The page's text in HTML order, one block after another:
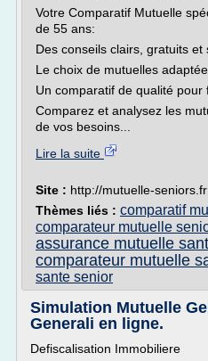
Votre Comparatif Mutuelle
de 55 ans:
Des conseils clairs, gratuits et
Le choix de mutuelles
Un comparatif de qualité pour
Comparez et analysez les
de vos besoins...
Lire la suite
Site : http://mutuelle-seniors.fr
Thèmes liés : comparatif
comparateur mutuelle
assurance mutuelle
comparateur mutuelle
sante senior
Simulation Mutuelle
Generali en ligne.
Defiscalisation Immobiliere